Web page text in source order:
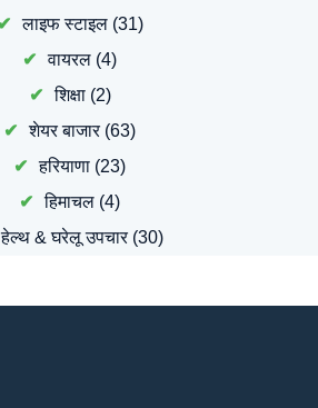
लाइफ स्टाइल(31)
वायरल (4)
शिक्षा(2)
शेयर बाजार(63)
हरियाणा (23)
हिमाचल (4)
हेल्थ & घरेलू उपचार(30)